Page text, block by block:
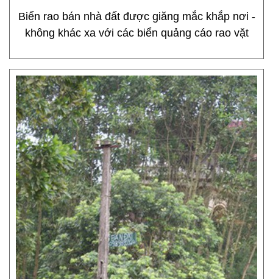
Biển rao bán nhà đất được giăng mắc khắp nơi -
không khác xa với các biển quảng cáo rao vặt